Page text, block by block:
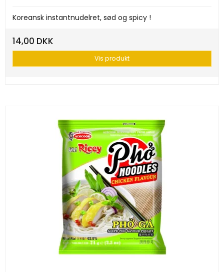
Koreansk instantnudelret, sød og spicy !
14,00 DKK
Vis produkt